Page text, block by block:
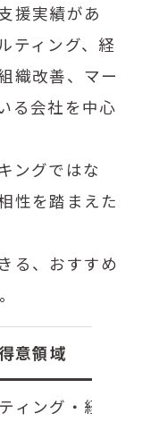
援実績があ
ティング、経
織改善、マー
る会社を中心
ングではな
性を踏まえた
る、おすすめ
意領域
ィング・経営